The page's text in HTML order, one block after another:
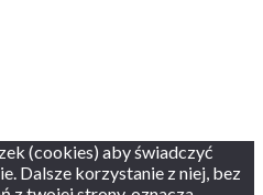
(cookies) aby świadczyć
Dalsze korzystanie z niej, bez